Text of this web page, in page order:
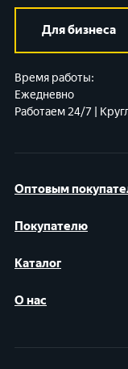
Оптовым
Покупателю
Каталог
О нас
Для бизнеса
Время работы:
Ежедневно
Работаем 24/7 |